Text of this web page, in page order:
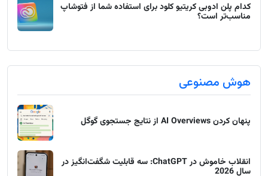
کدام پلن ادوبی کریتیو کلود برای استفاده شما از فتوشاپ
مناسب‌تر است؟
هوش مصنوعی
پنهان کردن AI Overviews از نتایج جستجوی گوگل
انقلاب خاموش در ChatGPT: سه قابلیت شگفت‌انگیز در
سال 2026